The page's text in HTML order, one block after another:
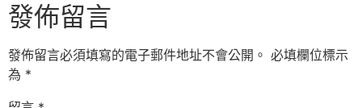
發佈留言
發佈留言必須填寫的電子郵件地址不會公開。 必填欄位標示
為 *